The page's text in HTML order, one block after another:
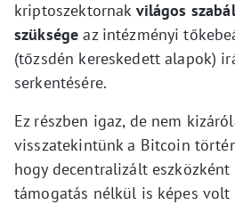
kriptoszektornak világos
szüksége az intézményi
(tőzsdén kereskedett alapok)
serkentésére.
Ez részben igaz, de nem
visszatekintünk a Bitcoin
hogy decentralizált eszközként
támogatás nélkül is képes volt